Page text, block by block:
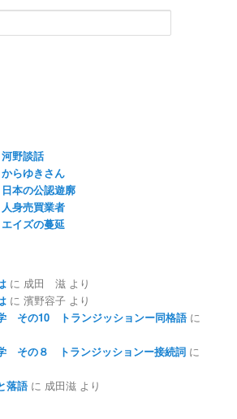
野談話
らゆきさん
本の公認遊廓
身売買業者
イズの蔓延
に 成田 滋 より
に濱野容子 より
その10 トランジッションー同格語に
その８ トランジッションー接続詞 に
落語に 成田滋 より